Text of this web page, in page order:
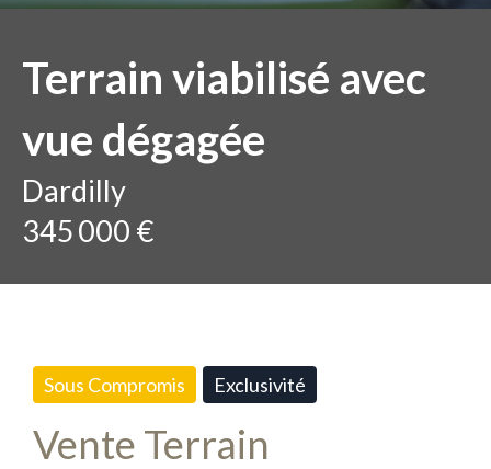
Terrain viabilisé avec
vue dégagée
Dardilly
345 000 €
Sous Compromis Exclusivité
Vente Terrain